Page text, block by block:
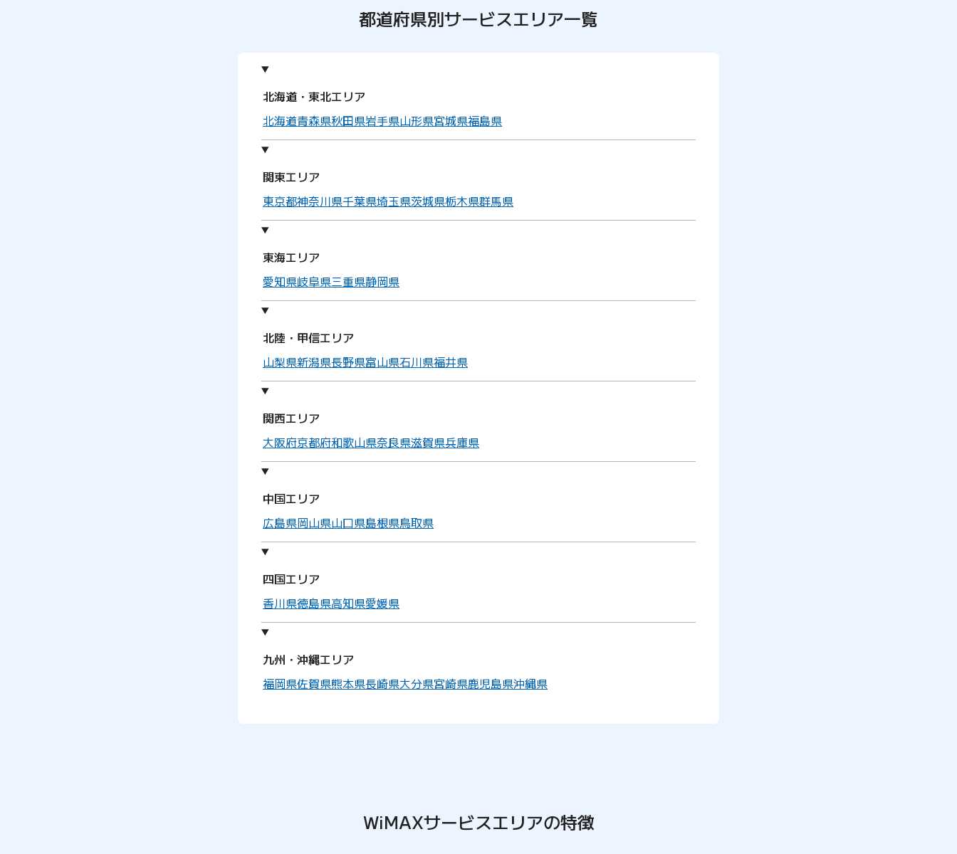
都道府県別サービスエリア一覧
北海道・東北エリア
北海道青森県秋田県岩手県山形県宮城県福島県
関東エリア
東京都神奈川県千葉県埼玉県茨城県栃木県群馬県
東海エリア
愛知県岐阜県三重県静岡県
北陸・甲信エリア
山梨県新潟県長野県富山県石川県福井県
関西エリア
大阪府京都府和歌山県奈良県滋賀県兵庫県
中国エリア
広島県岡山県山口県島根県鳥取県
四国エリア
香川県徳島県高知県愛媛県
九州・沖縄エリア
福岡県佐賀県熊本県長崎県大分県宮崎県鹿児島県沖縄県
WiMAXサービスエリアの特徴